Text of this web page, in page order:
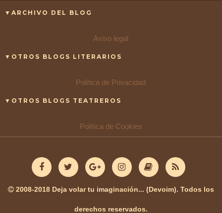
▼ARCHIVO DEL BLOG
Aviso legal
▼OTROS BLOGS LITERARIOS
Política de Privacidad
▼OTROS BLOGS TEATREROS
Política de Cookies
2008-2018 Deja volar tu imaginación... (Devoim). Todos los
derechos reservados.